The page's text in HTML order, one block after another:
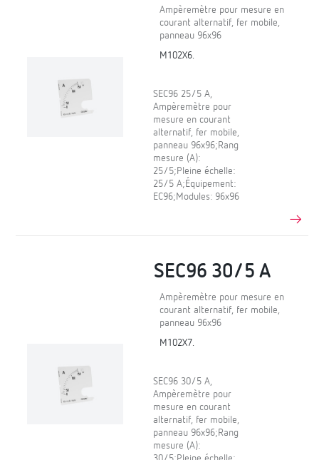
Ampèremètre pour mesure en
courant alternatif, fer mobile,
panneau 96x96
M102X6.
SEC96 25/5 A,
Ampèremètre pour
mesure en courant
alternatif, fer mobile,
panneau 96x96;Rang
mesure (A):
25/5;Pleine échelle:
25/5 A;Équipement:
EC96;Modules: 96x96
SEC96 30/5 A
Ampèremètre pour mesure en
courant alternatif, fer mobile,
panneau 96x96
M102X7.
SEC96 30/5 A,
Ampèremètre pour
mesure en courant
alternatif, fer mobile,
panneau 96x96;Rang
mesure (A):